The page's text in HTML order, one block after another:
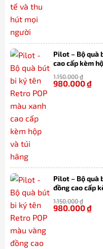
Pilot – Bộ quà
cao cấp kèm
1.150.000₫
980.000₫
Pilot – Bộ quà
đồng cao cấp
1.150.000₫
980.000₫